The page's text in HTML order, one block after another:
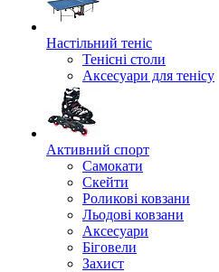
Настільний теніс
Тенісні столи
Аксесуари для тенісу
Активний спорт
Самокати
Скейти
Роликові ковзани
Льодові ковзани
Аксесуари
Біговели
Захист